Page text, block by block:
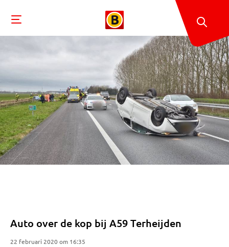
Auto over de kop bij A59 Terheijden
22 februari 2020 om 16:35